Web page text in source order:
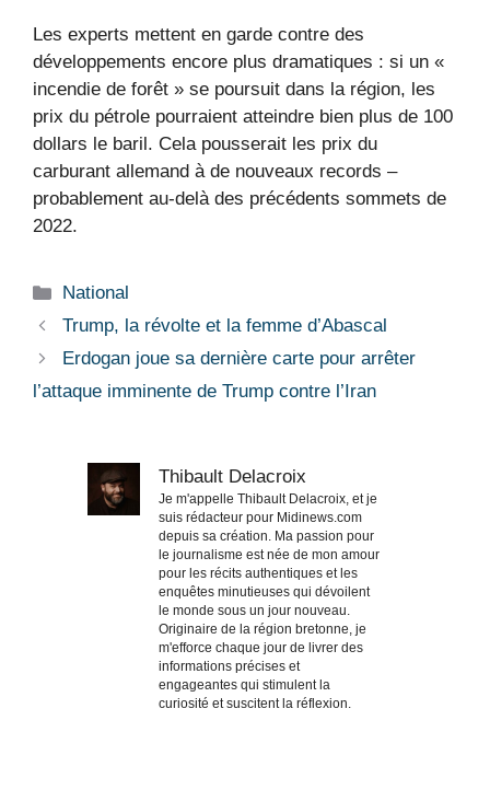
Les experts mettent en garde contre des
développements encore plus dramatiques : si un «
incendie de forêt » se poursuit dans la région, les
prix du pétrole pourraient atteindre bien plus de 100
dollars le baril. Cela pousserait les prix du
carburant allemand à de nouveaux records –
probablement au-delà des précédents sommets de
2022.
Catégories
National
Trump, la révolte et la femme d’Abascal
Erdogan joue sa dernière carte pour arrêter
l’attaque imminente de Trump contre l’Iran
Thibault Delacroix
Je m'appelle Thibault Delacroix, et je
suis rédacteur pour Midinews.com
depuis sa création. Ma passion pour
le journalisme est née de mon amour
pour les récits authentiques et les
enquêtes minutieuses qui dévoilent
le monde sous un jour nouveau.
Originaire de la région bretonne, je
m'efforce chaque jour de livrer des
informations précises et
engageantes qui stimulent la
curiosité et suscitent la réflexion.